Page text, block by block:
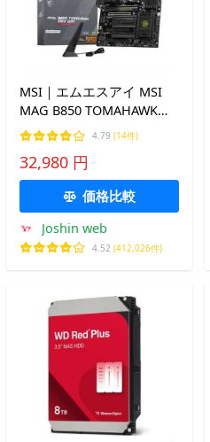
MSI｜エムエスアイ MSI
MAG B850 TOMAHAWK
MAX WIFI マザーボード
MAG B850 TOMAHAWK
MAX WIFI 返品種別B
4.79 (14件)
32,980 円
価格比較
Joshin web
4.52 (412,026件)